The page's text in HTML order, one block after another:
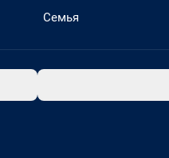
Семья